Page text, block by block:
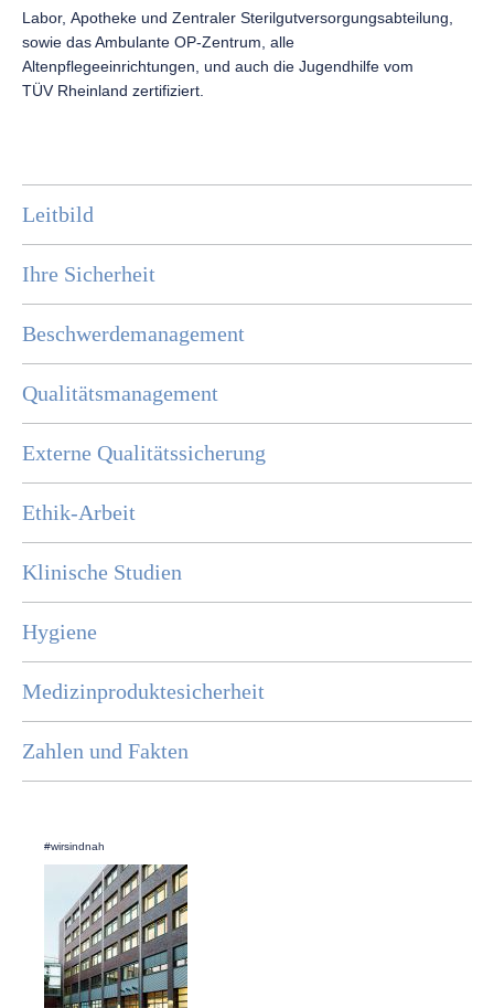
Labor, Apotheke und Zentraler Sterilgutversorgungsabteilung,
sowie das Ambulante OP-Zentrum, alle
Altenpflegeeinrichtungen, und auch die Jugendhilfe vom
TÜV Rheinland zertifiziert.
Leitbild
Ihre Sicherheit
Beschwerdemanagement
Qualitätsmanagement
Externe Qualitätssicherung
Ethik-Arbeit
Klinische Studien
Hygiene
Medizinproduktesicherheit
Zahlen und Fakten
#wirsindnah